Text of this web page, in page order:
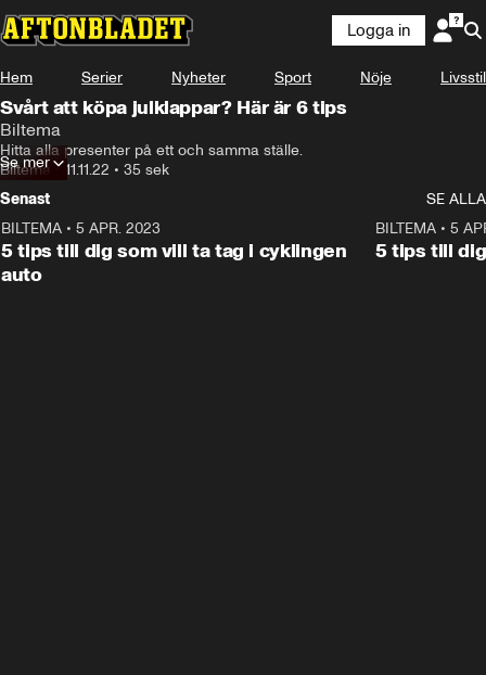
Annons
Annons från Biltema
Logga in
Hem Serier Nyheter Sport Nöje Livsstil
Svårt att köpa julklappar? Här är 6 tips
Biltema
Hitta alla presenter på ett och samma ställe.
Biltema • 11.11.22 • 35 sek
Se mer
Senast
SE ALLA
BILTEMA • 5 APR. 2023
5 tips till dig som vill ta tag i cyklingen
auto
BILTEMA• 5
5 tips till